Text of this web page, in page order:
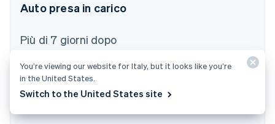
Auto presa in carico
Più di 7 giorni dopo
Auto riconsegnata:Emma riconsegna l'auto
senza fare il pieno e di conseguenza deve
You’re viewing our website for Italy, but it looks like you’re
in the United States.
Switch to the United States site